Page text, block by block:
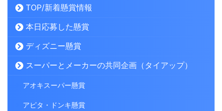
TOP/新着懸賞情報
本日応募した懸賞
ディズニー懸賞
スーパーとメーカーの共同企画（タイアップ）
アオキスーパー懸賞
アピタ・ドンキ懸賞